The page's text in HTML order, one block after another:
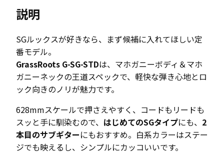
イ
プ
レ
キ
ギ
タ
ー
個
説明
SGルックスが好きなら、まず候補に入れてほしい定
番モデル。
GrassRoots G-SG-STDは、マホガニーボディ＆マホ
ガニーネックの王道スペックで、軽快な弾き心地とロ
ック向きのノリが魅力です。
628mmスケールで押さえやすく、コードもリードも
スッと手に馴染むので、 はじめてのSGタイプにも、 2
本目のサブギターにもおすすめ。白系カラーはステー
ジでも映えるし、シンプルにカッコいいです。